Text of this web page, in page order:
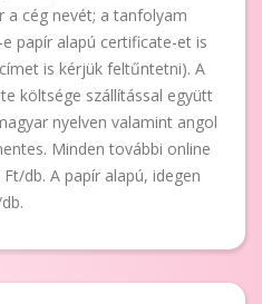
a cég nevét; a tanfolyam
papír alapú certificate-et is
is kérjük feltűntetni). A
költsége szállítással együtt
nyelven valamint angol
Minden további online
db. A papír alapú, idegen